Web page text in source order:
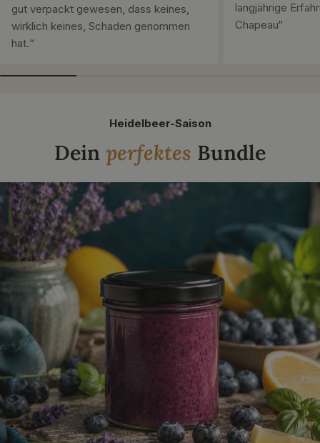
gut verpackt gewesen, dass keines,
wirklich keines, Schaden genommen
hat.“
langjährige
Chapeau“
Heidelbeer-Saison
Dein perfektes Bundle